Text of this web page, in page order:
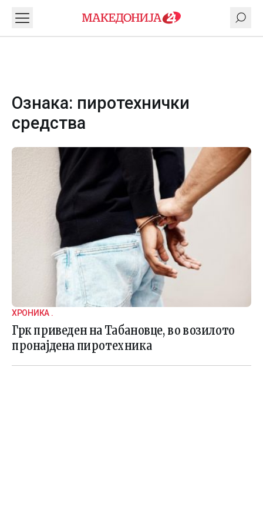
Ознака: пиротехнички
средства
ХРОНИКА .
Грк приведен на Табановце, во возилото
пронајдена пиротехника